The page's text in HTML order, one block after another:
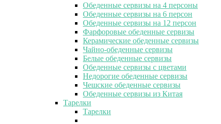
Обеденные сервизы на 4 персоны
Обеденные сервизы на 6 персон
Обеденные сервизы на 12 персон
Фарфоровые обеденные сервизы
Керамические обеденные сервизы
Чайно-обеденные сервизы
Белые обеденные сервизы
Обеденные сервизы с цветами
Недорогие обеденные сервизы
Чешские обеденные сервизы
Обеденные сервизы из Китая
Тарелки
Тарелки